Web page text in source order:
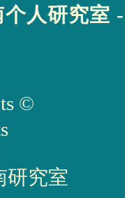
人研究室 -
©
研究室